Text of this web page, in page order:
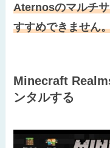
Aternosのマルチ
すすめできません
Minecraft
ンタルする